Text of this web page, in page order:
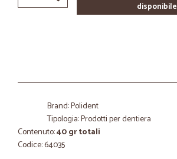
disponibile
Brand: Polident
Tipologia: Prodotti per dentiera
Contenuto:40 gr totali
Codice: 64035